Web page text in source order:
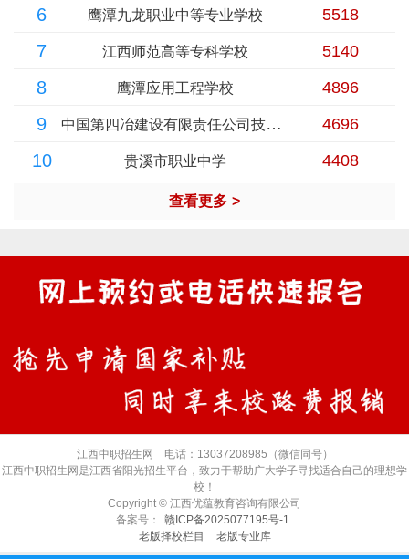
6 鹰潭九龙职业中等专业学校 5518
7 江西师范高等专科学校 5140
8 鹰潭应用工程学校 4896
9 中国第四冶建设有限责任公司技工学校 4696
10 贵溪市职业中学 4408
查看更多 >
江西中职招生网 电话：13037208985（微信同号）
江西中职招生网是江西省阳光招生平台，致力于帮助广大学子寻找适合自己的理想学
校！
Copyright © 江西优蕴教育咨询有限公司
备案号：
赣ICP备2025077195号-1
老版择校栏目
老版专业库